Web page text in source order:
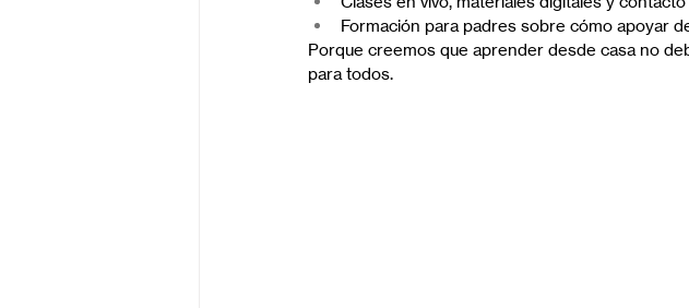
Formación para padres sobre cómo apoyar
Porque creemos que aprender desde casa no
para todos.